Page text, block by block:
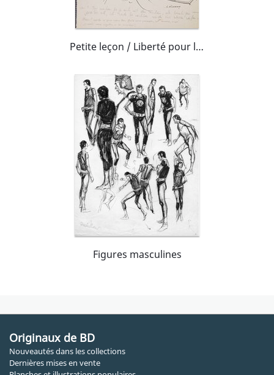
Petite leçon / Liberté pour les poissons !
Figures masculines
Originaux de BD
Nouveautés dans les collections
Dernières mises en vente